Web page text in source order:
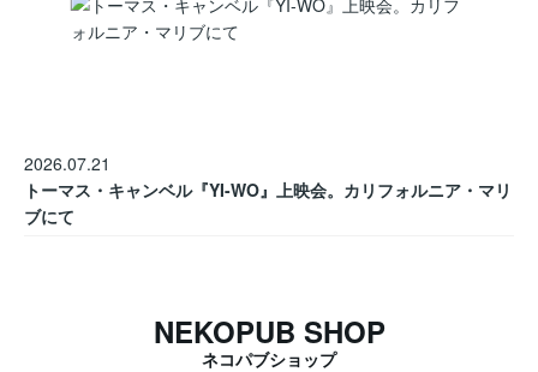
2026.07.21
トーマス・キャンベル『YI-WO』上映会。カリフォルニア・マリ
ブにて
NEKOPUB SHOP
ネコパブショップ